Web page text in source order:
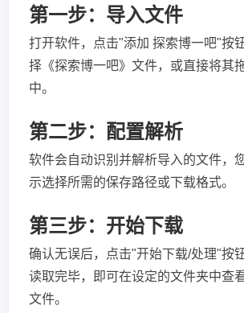
第一步：导入文件
打开软件，点击"添加 探索博一吧"按
择《探索博一吧》文件，或直接将其
中。
第二步：配置解析
软件会自动识别并解析导入的文件，
示选择所需的保存路径或下载格式。
第三步：开始下载
确认无误后，点击"开始下载/处理"按
读取完毕，即可在设定的文件夹中查
文件。